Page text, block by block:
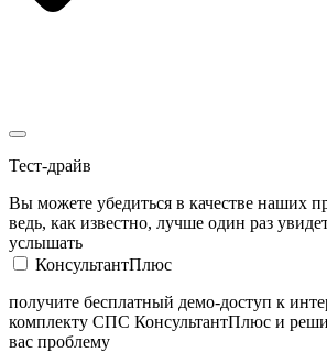
Тест-драйв
Вы можете убедиться в качестве наших
ведь, как известно, лучше один раз
услышать
КонсультантПлюс
получите бесплатный демо-доступ к
комплекту СПС КонсультантПлюс и
вас проблему